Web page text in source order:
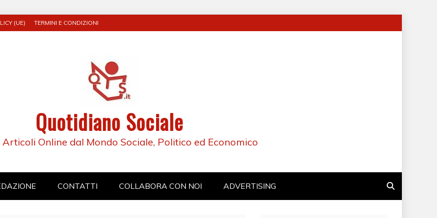
(UE) TERMINI E CONDIZIONI
Quotidiano Sociale
Articoli Online dal Mondo Sociale, Politico ed Economico
CONTATTI COLLABORA CON NOI ADVERTISING